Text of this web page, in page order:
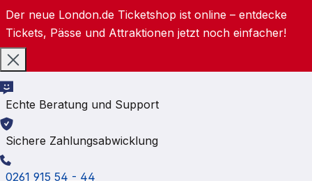
Zum Hauptinhalt springen
Der neue London.de Ticketshop ist online – entdecke
Tickets, Pässe und Attraktionen jetzt noch einfacher!
Echte Beratung und Support
Sichere Zahlungsabwicklung
0261 915 54 - 44